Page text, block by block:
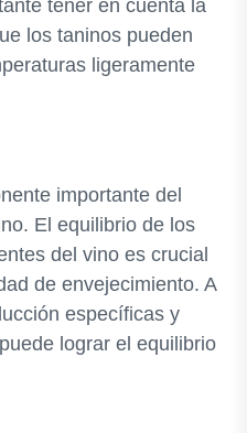
tener en cuenta la
los taninos pueden
ligeramente
importante del
El equilibrio de los
del vino es crucial
de envejecimiento. A
específicas y
lograr el equilibrio